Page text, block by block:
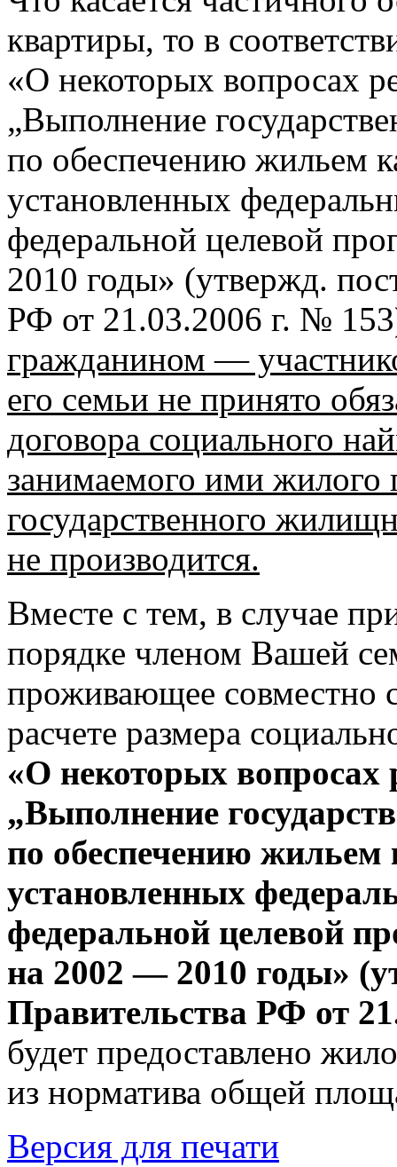
квартиры, то в
«О некоторых вопросах
„Выполнение
по обеспечению жильем
установленных
федеральной целевой
2010 годы» (утвержд.
РФ от 21.03.2006 г. №
гражданином —
его семьи не принято
договора социального
занимаемого ими
государственного
не производится.
Вместе с тем, в случае
порядке членом Вашей
проживающее совместно
расчете размера
«О некоторых
„Выполнение
по обеспечению жильем
установленных
федеральной целевой
на 2002 — 2010 годы»
Правительства РФ от
будет предоставлено
из норматива общей
Версия для печати